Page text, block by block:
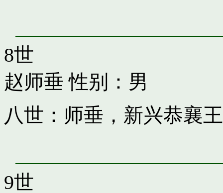
8世
赵师垂 性别：男
八世：师垂，新兴恭襄王
9世